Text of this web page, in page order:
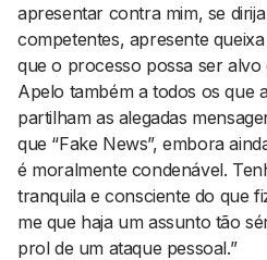
apresentar contra mim, se
competentes, apresente
que o processo possa ser alvo
Apelo também a todos os que
partilham as alegadas
que “Fake News”, embora
é moralmente condenável.
tranquila e consciente do que
me que haja um assunto tão
prol de um ataque pessoal.”